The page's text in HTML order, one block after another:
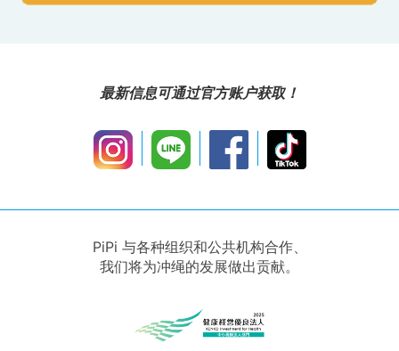
最新信息可通过官方账户获取！
PiPi 与各种组织和公共机构合作、
我们将为冲绳的发展做出贡献。